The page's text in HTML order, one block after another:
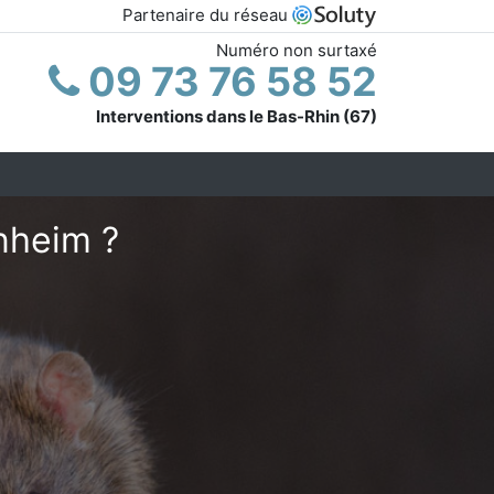
Partenaire du réseau
Numéro non surtaxé
09 73 76 58 52
Interventions dans le Bas-Rhin (67)
?